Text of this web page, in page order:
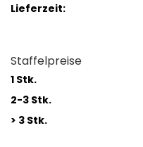
Lieferzeit:
Staffelpreise
1 Stk.
2-3 Stk.
> 3 Stk.